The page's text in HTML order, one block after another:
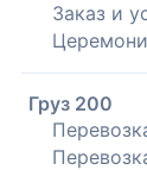
Заказ и
Груз 200